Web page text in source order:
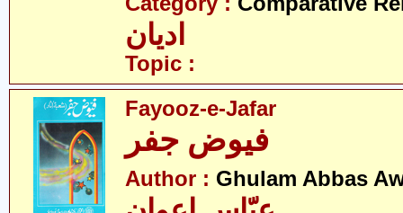
ادیان
Topic :
Fayooz-e-Jafar
Author : Ghulam Abbas